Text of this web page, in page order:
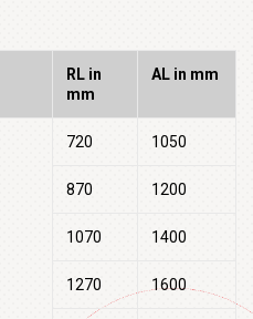
RL in
mm
AL in mm
720 1050
870 1200
1070 1400
1270 1600